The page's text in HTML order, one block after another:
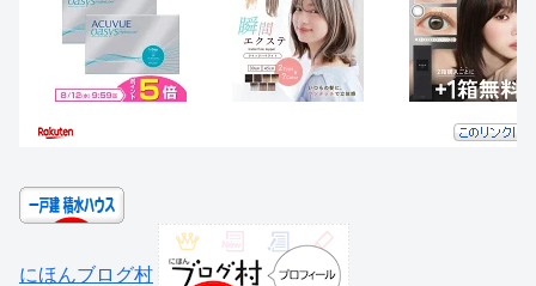
にほんブログ村